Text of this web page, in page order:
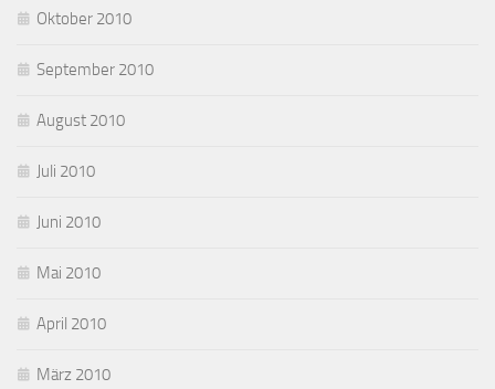
Oktober 2010
September 2010
August 2010
Juli 2010
Juni 2010
Mai 2010
April 2010
März 2010